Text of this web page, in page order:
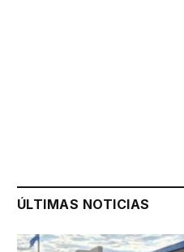
ÚLTIMAS NOTICIAS